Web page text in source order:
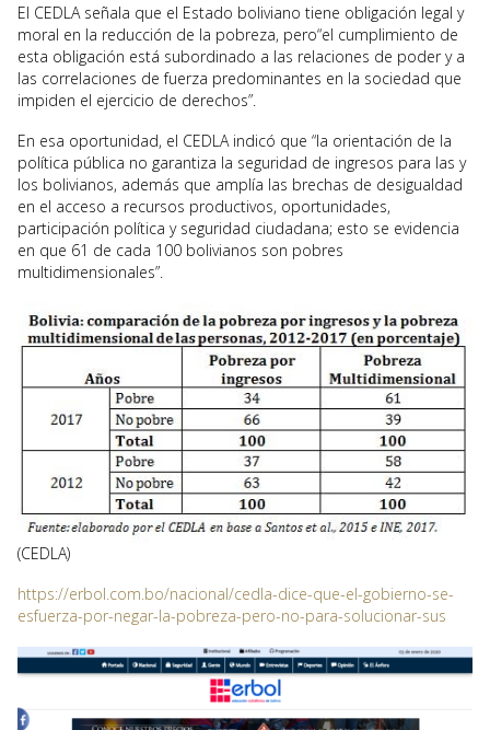
El CEDLA señala que el Estado boliviano tiene obligación legal y
moral en la reducción de la pobreza, pero“el cumplimiento de
esta obligación está subordinado a las relaciones de poder y a
las correlaciones de fuerza predominantes en la sociedad que
impiden el ejercicio de derechos”.
En esa oportunidad, el CEDLA indicó que “la orientación de la
política pública no garantiza la seguridad de ingresos para las y
los bolivianos, además que amplía las brechas de desigualdad
en el acceso a recursos productivos, oportunidades,
participación política y seguridad ciudadana; esto se evidencia
en que 61 de cada 100 bolivianos son pobres
multidimensionales”.
(CEDLA)
https://erbol.com.bo/nacional/cedla-dice-que-el-gobierno-se-
esfuerza-por-negar-la-pobreza-pero-no-para-solucionar-sus